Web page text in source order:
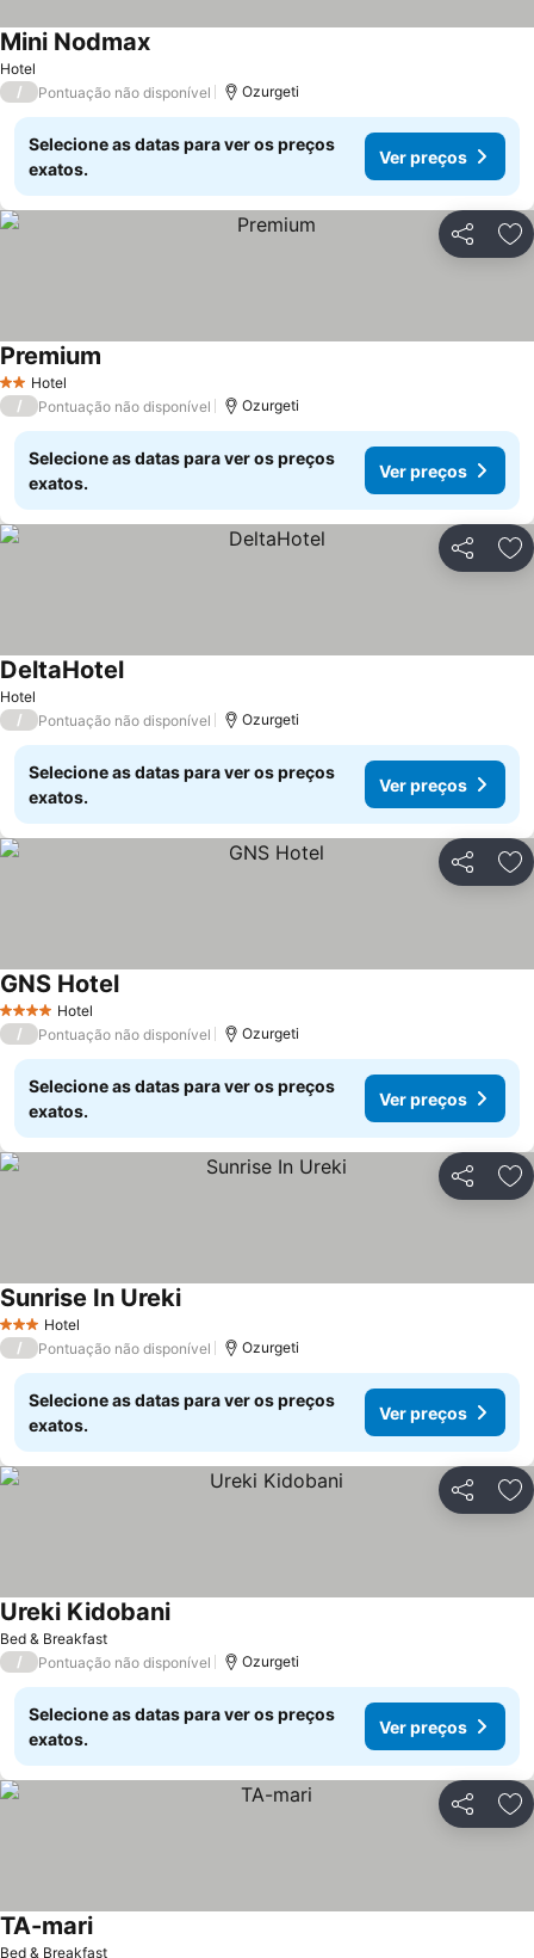
Hotel
Mini Nodmax
/ Pontuação não disponível Ozurgeti
Selecione as datas para ver os preços
exatos.
Ver preços
Partilhar
2 Estrelas
Hotel
Premium
/ Pontuação não disponível Ozurgeti
Selecione as datas para ver os preços
exatos.
Ver preços
Partilhar
Hotel
DeltaHotel
/ Pontuação não disponível Ozurgeti
Selecione as datas para ver os preços
exatos.
Ver preços
Partilhar
4 EstrelasHotel
GNS Hotel
/ Pontuação não disponível Ozurgeti
Selecione as datas para ver os preços
exatos.
Ver preços
Partilhar
3 EstrelasHotel
Sunrise In Ureki
/ Pontuação não disponível Ozurgeti
Selecione as datas para ver os preços
exatos.
Ver preços
Partilhar
Bed & Breakfast
Ureki Kidobani
/ Pontuação não disponível Ozurgeti
Selecione as datas para ver os preços
exatos.
Ver preços
Partilhar
Bed & Breakfast
TA-mari